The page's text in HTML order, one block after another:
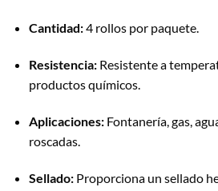
Cantidad:4 rollos por paquete.
Resistencia:Resistente a
productos químicos.
Aplicaciones:Fontanería, gas,
roscadas.
Sellado:Proporciona un sellado